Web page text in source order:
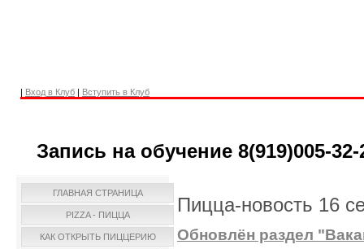
| Вход в Клуб | Вступить в Клуб
Запись на обучение 8(919)005-32-
ГЛАВНАЯ СТРАНИЦА
PIZZA - ПИЦЦА
КАК ОТКРЫТЬ ПИЦЦЕРИЮ
Пицца-новость 16
Обновлён раздел